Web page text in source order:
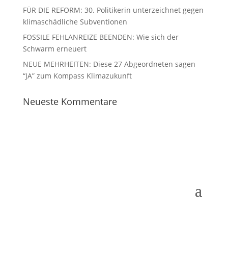
FÜR DIE REFORM: 30. Politikerin unterzeichnet gegen
klimaschädliche Subventionen
FOSSILE FEHLANREIZE BEENDEN: Wie sich der
Schwarm erneuert
NEUE MEHRHEITEN: Diese 27 Abgeordneten sagen
“JA” zum Kompass Klimazukunft
Neueste Kommentare